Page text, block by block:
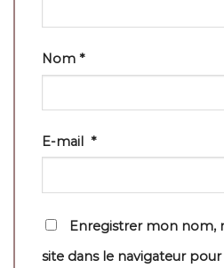
Nom *
E-mail *
Enregistrer mon nom,
site dans le navigateur